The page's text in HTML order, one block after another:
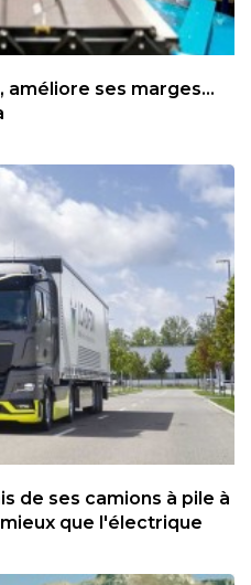
ses marges...
de ses camions à pile à
que l'électrique